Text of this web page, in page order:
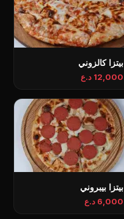
بيتزا كالزوني
12,000 د.ع
بيتزا بيبروني
6,000 د.ع